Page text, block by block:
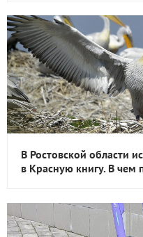
В Ростовской области
в Красную книгу. В чем